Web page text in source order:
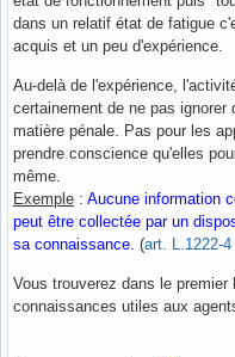
dans un relatif état de fatigue
acquis et un peu d'expérience.
Au-delà de l'expérience,
certainement de ne pas
matière pénale. Pas pour les
prendre conscience qu'elles
même.
Exemple : Aucune information
peut être collectée par un
sa connaissance. (art. L.1222-4
Vous trouverez dans le
connaissances utiles aux